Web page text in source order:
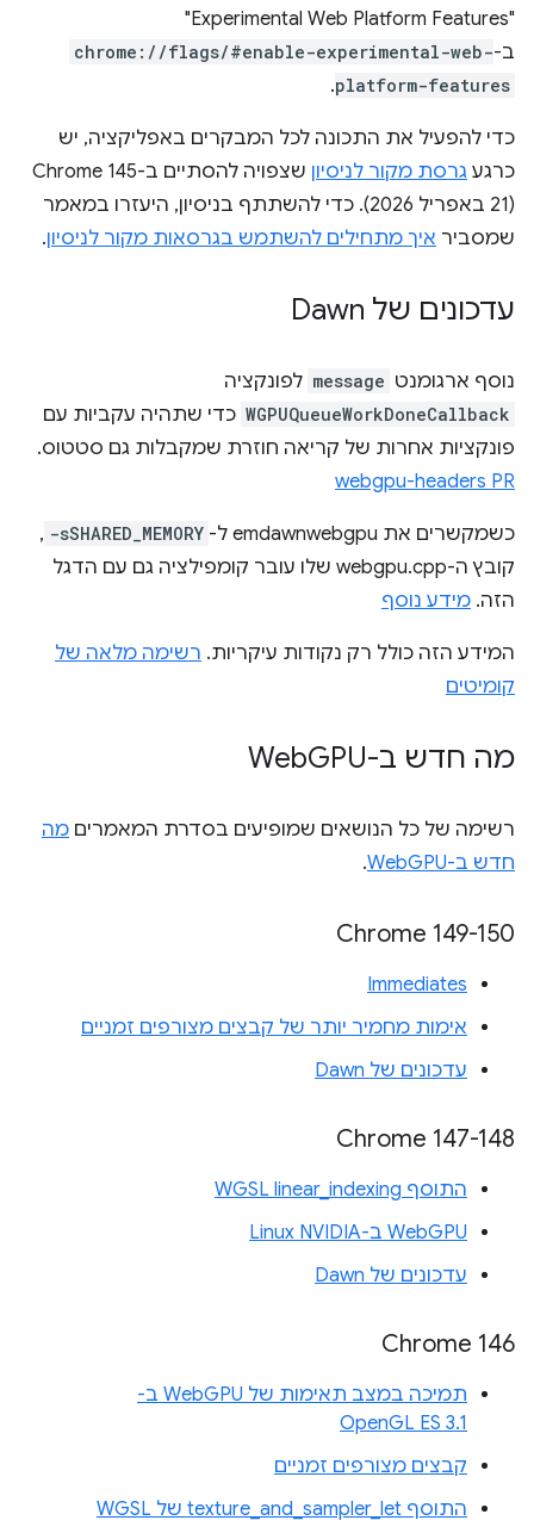
"Experimental Web Platform Features"
ב-chrome://flags/#enable-experimental-web-
platform-features
.
כדי להפעיל את התכונה לכל המבקרים באפליקציה, יש
כרגע גרסת מקור לניסיון
שצפויה להסתיים ב-Chrome 145
(21 באפריל 2026). כדי להשתתף בניסיון, היעזרו במאמר
שמסביר איך מתחילים להשתמש בגרסאות מקור לניסיון.
עדכונים של Dawn
נוסף ארגומנט message לפונקציה
WGPUQueueWorkDoneCallback כדי שתהיה עקביות עם
פונקציות אחרות של קריאה חוזרת שמקבלות גם סטטוס.
webgpu-headers PR
כשמקשרים את emdawnwebgpu ל- -sSHARED_MEMORY
,
קובץ ה-webgpu.cpp שלו עובר קומפילציה גם עם הדגל
הזה. מידע נוסף
המידע הזה כולל רק נקודות עיקריות. רשימה מלאה של
קומיטים
מה חדש ב-WebGPU
רשימה של כל הנושאים שמופיעים בסדרת המאמרים מה
חדש ב-WebGPU
.
‫Chrome 149-150
Immediates
אימות מחמיר יותר של קבצים מצורפים זמניים
עדכונים של Dawn
‫Chrome 147-148
התוסף WGSL linear_indexing
WebGPU ב-Linux NVIDIA
עדכונים של Dawn
Chrome 146
תמיכה במצב תאימות של WebGPU ב-
OpenGL ES 3.1
קבצים מצורפים זמניים
התוסף texture_and_sampler_let של WGSL